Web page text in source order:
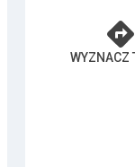
WYZNACZ